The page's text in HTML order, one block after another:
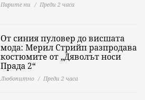
Парите ни Преди 2 часа
От синия пуловер до висшата
мода: Мерил Стрийп разпродава
костюмите от „Дяволът носи
Прада 2“
Любопитно Преди 2 часа